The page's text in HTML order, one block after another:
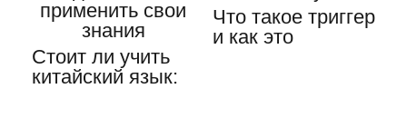
Стоит ли учить
китайский язык:
Что такое триггер
и как это